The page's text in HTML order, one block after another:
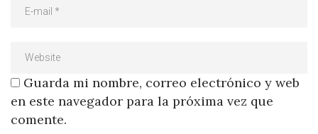
Guarda mi nombre, correo electrónico y web
en este navegador para la próxima vez que
comente.